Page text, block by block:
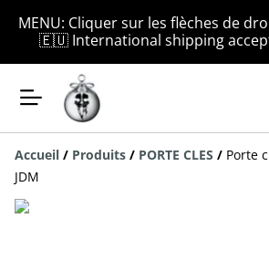
MENU: Cliquer sur les flèches de
🇪🇺 International shipping
Accueil / Produits / PORTE CLES / Porte
JDM